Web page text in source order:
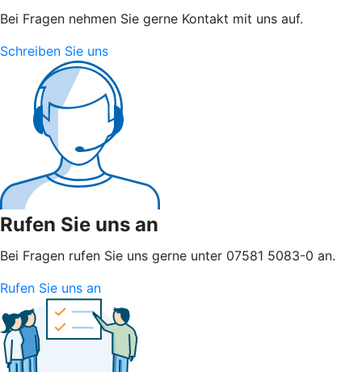
Bei Fragen nehmen Sie gerne Kontakt mit uns auf.
Schreiben Sie uns
Rufen Sie uns an
Bei Fragen rufen Sie uns gerne unter 07581 5083-0 an.
Rufen Sie uns an